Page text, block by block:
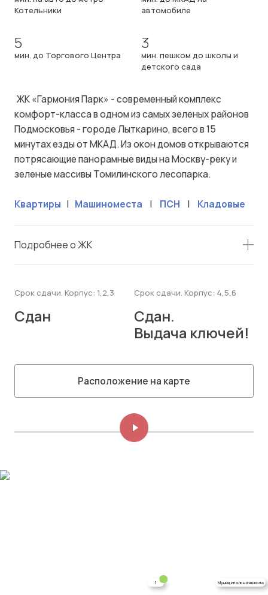
Котельники
автомобиле
5
мин. до Торгового Центра
3
мин. пешком до школы и
детского сада
ЖК «Гармония Парк» - современный комплекс
комфорт-класса в одном из самых зеленых районов
Подмосковья - городе Лыткарино, всего в 15
минутах езды от МКАД. Из окон домов открываются
потрясающие панорамные виды на Москву-реку и
зеленые массивы Томилинского лесопарка.
Квартиры | Машиноместа | ПСН | Кладовые
Подробнее о ЖК
Срок сдачи. Корпус: 1,2,3
Сдан
Срок сдачи. Корпус: 4,5,6
Сдан.
Выдача ключей!
Расположение на карте
Муниципальная школа
1